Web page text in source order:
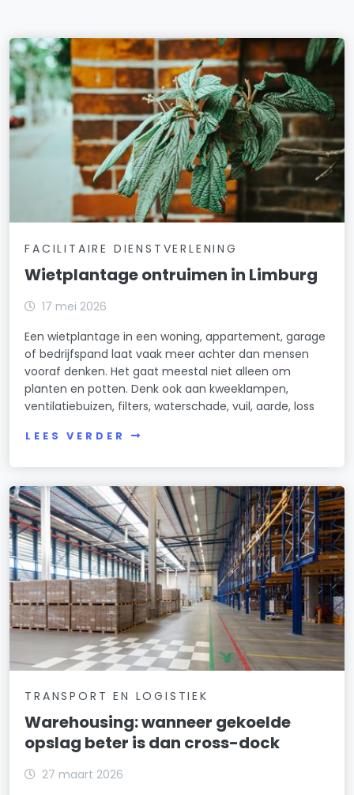
FACILITAIRE DIENSTVERLENING
Wietplantage ontruimen in Limburg
17 mei 2026
Een wietplantage in een woning, appartement, garage
of bedrijfspand laat vaak meer achter dan mensen
vooraf denken. Het gaat meestal niet alleen om
planten en potten. Denk ook aan kweeklampen,
ventilatiebuizen, filters, waterschade, vuil, aarde, loss
LEES VERDER
TRANSPORT EN LOGISTIEK
Warehousing: wanneer gekoelde
opslag beter is dan cross-dock
27 maart 2026